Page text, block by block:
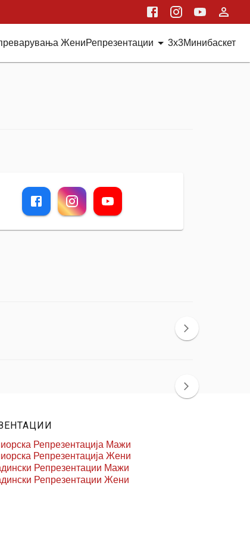
ЖениРепрезентации 3x3Минибаскет
Репрезентација Мажи
Репрезентација Жени
Репрезентации Мажи
Репрезентации Жени